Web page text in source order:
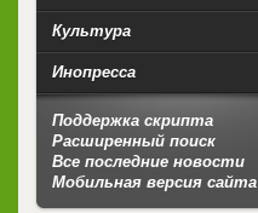
Культура
Инопресса
Поддержка скрипта
Расширенный поиск
Все последние новости
Мобильная версия сайта